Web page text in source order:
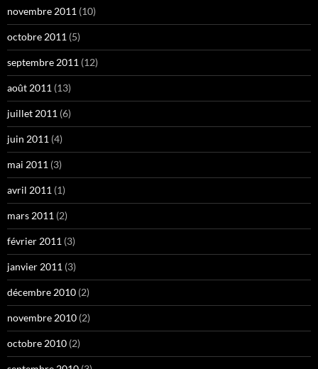
novembre 2011 (10)
octobre 2011 (5)
septembre 2011 (12)
août 2011 (13)
juillet 2011 (6)
juin 2011 (4)
mai 2011 (3)
avril 2011 (1)
mars 2011 (2)
février 2011 (3)
janvier 2011 (3)
décembre 2010 (2)
novembre 2010 (2)
octobre 2010 (2)